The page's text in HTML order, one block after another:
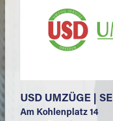
USD UMZÜGE |
Am Kohlenplatz 14